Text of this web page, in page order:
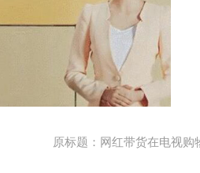
原标题：网红带货在电视购